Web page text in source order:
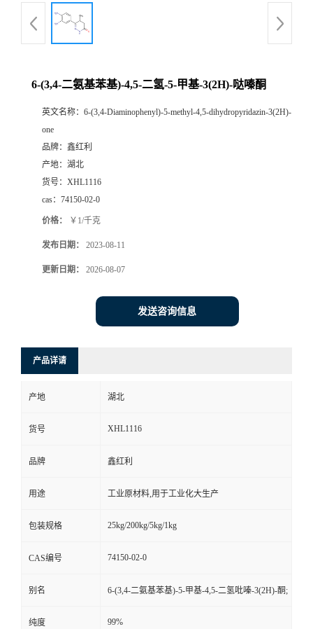
6-(3,4-二氨基苯基)-4,5-二氢-5-甲基-3(2H)-哒嗪酮
英文名称： 6-(3,4-Diaminophenyl)-5-methyl-4,5-dihydropyridazin-3(2H)-
one
品牌： 鑫红利
产地： 湖北
货号： XHL1116
cas： 74150-02-0
价格： ￥1/千克
发布日期： 2023-08-11
更新日期： 2026-08-07
发送咨询信息
产品详请
产地 湖北
货号 XHL1116
品牌 鑫红利
用途 工业原材料,用于工业化大生产
包装规格 25kg/200kg/5kg/1kg
CAS编号 74150-02-0
别名 6-(3,4-二氨基苯基)-5-甲基-4,5-二氢吡嗪-3(2H)-酮;
纯度 99%